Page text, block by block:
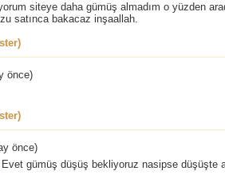
siteye daha gümüş almadım o yüzden
satınca bakacaz inşaallah.
önce)
önce)
gümüş düşüş bekliyoruz nasipse düşüşte